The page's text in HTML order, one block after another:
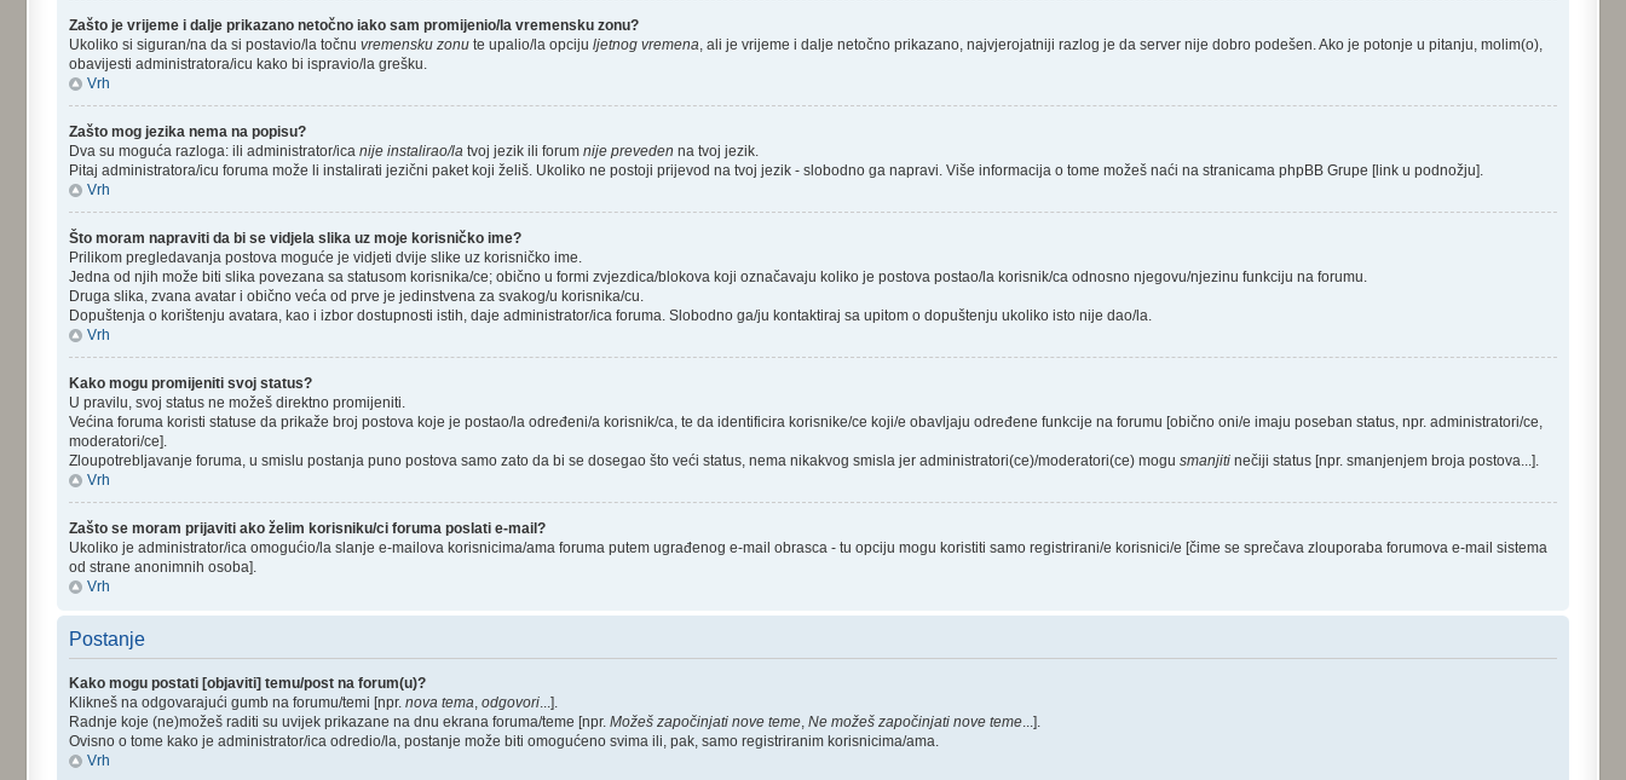
Zašto je vrijeme i dalje prikazano netočno iako sam promijenio/la vremensku zonu?
Ukoliko si siguran/na da si postavio/la točnuvremensku zonu te upalio/la opcijuljetnog vremena, ali je vrijeme i dalje netočno prikazano, najvjerojatniji razlog je da server nije dobro podešen. Ako je potonje u pitanju, molim(o),
obavijesti administratora/icu kako bi ispravio/la grešku.
Vrh
Zašto mog jezika nema na popisu?
Dva su moguća razloga: ili administrator/icanije instalirao/la tvoj jezik ili forumnije preveden na tvoj jezik.
Pitaj administratora/icu foruma može li instalirati jezični paket koji želiš. Ukoliko ne postoji prijevod na tvoj jezik - slobodno ga napravi. Više informacija o tome možeš naći na stranicama phpBB Grupe [link u podnožju].
Vrh
Što moram napraviti da bi se vidjela slika uz moje korisničko ime?
Prilikom pregledavanja postova moguće je vidjeti dvije slike uz korisničko ime.
Jedna od njih može biti slika povezana sa statusom korisnika/ce; obično u formi zvjezdica/blokova koji označavaju koliko je postova postao/la korisnik/ca odnosno njegovu/njezinu funkciju na forumu.
Druga slika, zvana avatar i obično veća od prve je jedinstvena za svakog/u korisnika/cu.
Dopuštenja o korištenju avatara, kao i izbor dostupnosti istih, daje administrator/ica foruma. Slobodno ga/ju kontaktiraj sa upitom o dopuštenju ukoliko isto nije dao/la.
Vrh
Kako mogu promijeniti svoj status?
U pravilu, svoj status ne možeš direktno promijeniti.
Većina foruma koristi statuse da prikaže broj postova koje je postao/la određeni/a korisnik/ca, te da identificira korisnike/ce koji/e obavljaju određene funkcije na forumu [obično oni/e imaju poseban status, npr. administratori/ce,
moderatori/ce].
Zloupotrebljavanje foruma, u smislu postanja puno postova samo zato da bi se dosegao što veći status, nema nikakvog smisla jer administratori(ce)/moderatori(ce) mogusmanjiti nečiji status [npr. smanjenjem broja postova...].
Vrh
Zašto se moram prijaviti ako želim korisniku/ci foruma poslati e-mail?
Ukoliko je administrator/ica omogućio/la slanje e-mailova korisnicima/ama foruma putem ugrađenog e-mail obrasca - tu opciju mogu koristiti samo registrirani/e korisnici/e [čime se sprečava zlouporaba forumova e-mail sistema
od strane anonimnih osoba].
Vrh
Postanje
Kako mogu postati [objaviti] temu/post na forum(u)?
Klikneš na odgovarajući gumb na forumu/temi [npr.nova tema,odgovori...].
Radnje koje (ne)možeš raditi su uvijek prikazane na dnu ekrana foruma/teme [npr.Možeš započinjati nove teme,Ne možeš započinjati nove teme...].
Ovisno o tome kako je administrator/ica odredio/la, postanje može biti omogućeno svima ili, pak, samo registriranim korisnicima/ama.
Vrh